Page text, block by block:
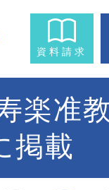
資料請求
楽准
掲載